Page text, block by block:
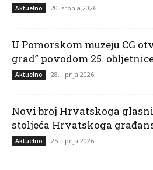
Aktuelno 20. srpnja 2026.
U Pomorskom muzeju CG
grad” povodom 25.
Aktuelno 28. lipnja 2026.
Novi broj Hrvatskoga
stoljeća Hrvatskoga
Aktuelno 25. lipnja 2026.